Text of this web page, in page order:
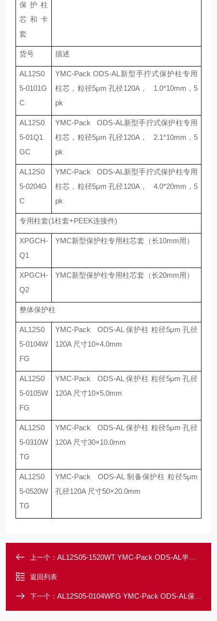
保护柱
芯和卡
套
货号 描述
AL12S0
5-0101G
C
YMC-Pack ODS-AL 新型手拧式保护柱专用
柱芯，粒径5μm孔径120A， 1.0*10mm ， 5
pk
AL12S0
5-01Q1
GC
YMC-Pack ODS-AL 新型手拧式保护柱专用
柱芯，粒径5μm孔径120A， 2.1*10mm ， 5
pk
AL12S0
5-0204G
C
YMC-Pack ODS-AL 新型手拧式保护柱专用
柱芯，粒径5μm孔径120A， 4.0*20mm ， 5
pk
专用柱套(1柱套+PEEK连接件)
XPGCH-
Q1
YMC新型保护柱专用柱芯套（长10mm用）
XPGCH-
Q2
YMC新型保护柱专用柱芯套（长20mm用）
整体保护柱
AL12S0
5-0104W
FG
YMC-Pack ODS-AL保护柱 粒径5μm孔径
120A 尺寸10×4.0mm
AL12S0
5-0105W
FG
YMC-Pack ODS-AL保护柱 粒径5μm孔径
120A 尺寸10×5.0mm
AL12S0
5-0310W
TG
YMC-Pack ODS-AL保护柱 粒径5μm孔径
120A 尺寸30×10.0mm
AL12S0
5-0520W
TG
YMC-Pack ODS-AL 制备保护柱 粒径5μm
孔径120A 尺寸50×20.0mm
上一个： AL12S05-1520WT YMC-Pack ODS-AL半制备柱
返回列表
下一个： AL12S05-0104WFG YMC-Pack ODS-AL保护柱